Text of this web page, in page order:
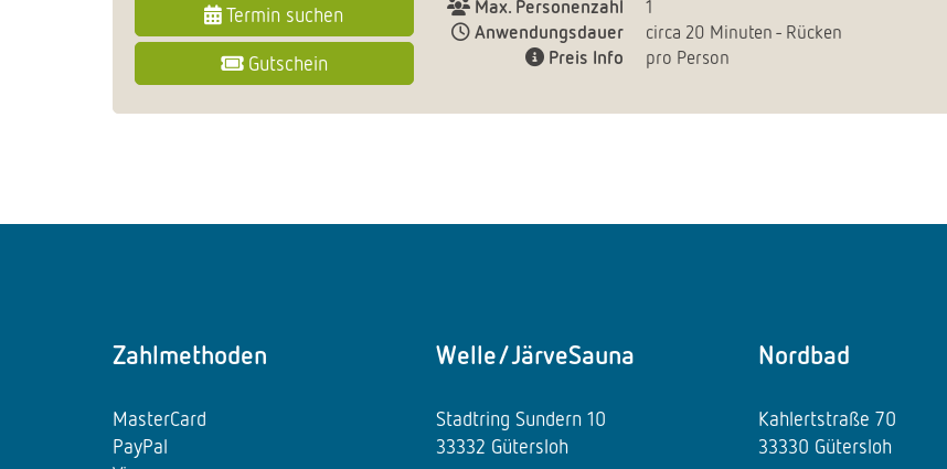
Max. Personenzahl
1
Anwendungsdauer
circa 20 Minuten - Rücken
Preis Info
pro Person
Termin suchen
Gutschein
Zahlmethoden
MasterCard
PayPal
Welle/JärveSauna
Stadtring Sundern 10
33332 Gütersloh
Nordbad
Kahlertstraße 70
33330 Gütersloh